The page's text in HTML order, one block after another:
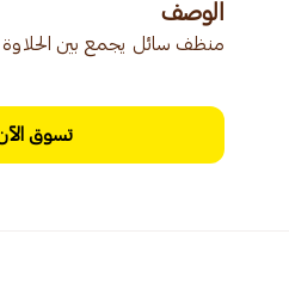
الوصف
منظف ​​سائل يجمع بين
تسوق